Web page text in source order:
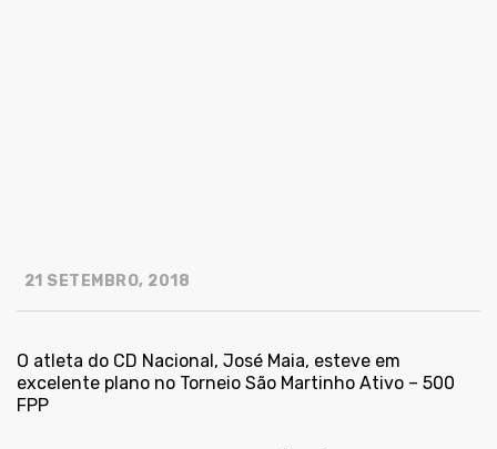
21 SETEMBRO, 2018
O atleta do CD Nacional, José Maia, esteve em
excelente plano no Torneio São Martinho Ativo – 500
FPP